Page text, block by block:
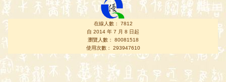
在線人數： 7812
自 2014 年 7 月 8 日起
瀏覽人數： 80081518
使用次數： 293947610